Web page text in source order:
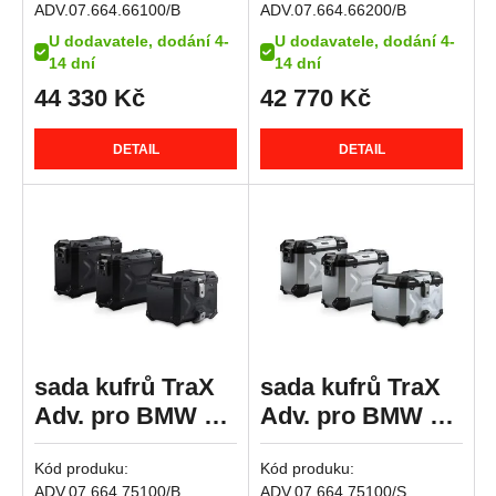
R 1150 RS
R 1150 RT
HP2 Megamoto
R nineT
R nineT Pure
R nineT Scrambler
R nineT Urban G/S
R nineT Urban G/S Edition 40 Years
R nineT Urban G/S Option 719
K 1200 GT
K 1200 R
K 1200 R Sport
U dodavatele, dodání 4-
14 dní
LC Adv / R 1250
GS Adv.
ADV.07.664.66100/B
44 330 Kč
DETAIL
U dodavatele, dodání 4-
14 dní
LC Adv / R 1250
GS Adv.
ADV.07.664.66200/B
42 770 Kč
DETAIL
sada kufrů TraX
Adv. pro BMW R
1200 GS LC (13-)
/ R 1250 GS
Kód produku:
ADV.07.664.75100/B
sada kufrů TraX
Adv. pro BMW R
1200 GS LC (13-)
/ R 1250 GS
Kód produku:
ADV.07.664.75100/S